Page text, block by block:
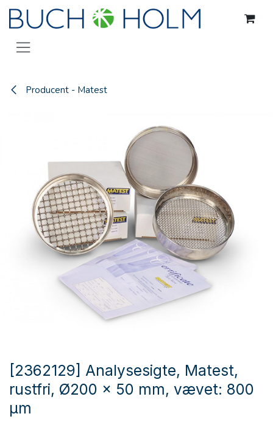
Gå til indhold
Producent - Matest
[2362129] Analysesigte, Matest,
rustfri, Ø200 x 50 mm, vævet: 800
µm